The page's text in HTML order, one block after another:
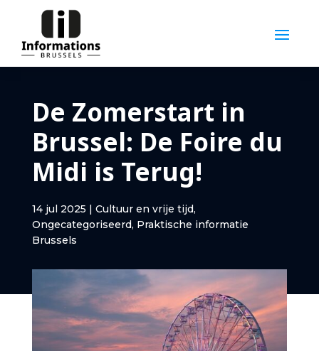
De Zomerstart in
Brussel: De Foire du
Midi is Terug!
14 jul 2025 | Cultuur en vrije tijd,
Ongecategoriseerd, Praktische informatie
Brussels